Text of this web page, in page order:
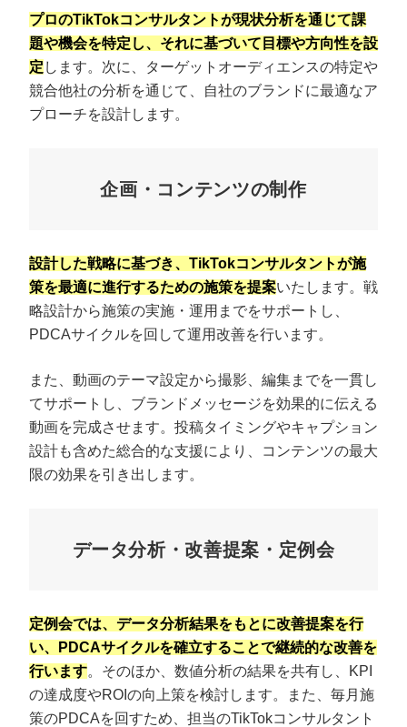
プロのTikTokコンサルタントが現状分析を通じて課
題や機会を特定し、それに基づいて目標や方向性を設
定 します。次に、ターゲットオーディエンスの特定や
競合他社の分析を通じて、自社のブランドに最適なア
プローチを設計します。
企画・コンテンツの制作
設計した戦略に基づき、TikTokコンサルタントが施
策を最適に進行するための施策を提案いたします。戦
略設計から施策の実施・運用までをサポートし、
PDCAサイクルを回して運用改善を行います。
また、動画のテーマ設定から撮影、編集までを一貫し
てサポートし、ブランドメッセージを効果的に伝える
動画を完成させます。投稿タイミングやキャプション
設計も含めた総合的な支援により、コンテンツの最大
限の効果を引き出します。
データ分析・改善提案・定例会
定例会では、データ分析結果をもとに改善提案を行
い、PDCAサイクルを確立することで継続的な改善を
行います。そのほか、数値分析の結果を共有し、KPI
の達成度やROIの向上策を検討します。また、毎月施
策のPDCAを回すため、担当のTikTokコンサルタント